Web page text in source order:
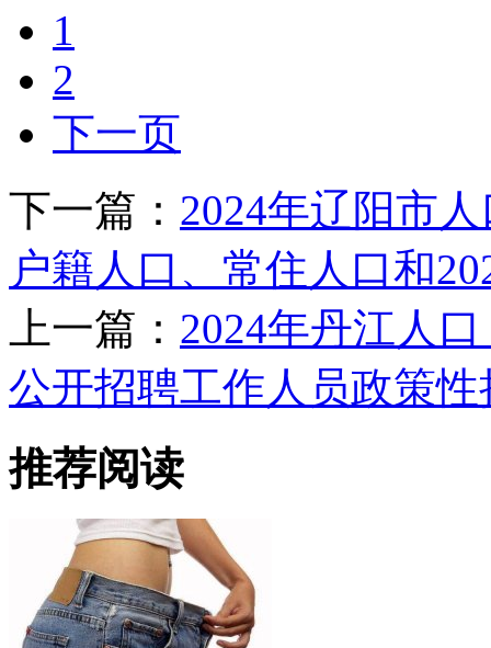
1
2
下一页
下一篇： 2024年辽阳市
户籍人口、常住人口和
上一篇： 2024年丹江人
公开招聘工作人员政策
推荐阅读